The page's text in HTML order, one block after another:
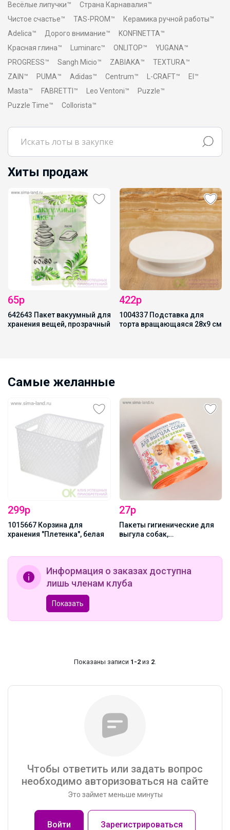
Весёлые липучки™
Страна Карнавалия™
Чистое счастье™
TAS-PROM™
Керамика ручной работы™
Adelica™
Дорого внимание™
KONFINETTA™
Красная глина™
Luminarc™ ONLITOP™
YUGANA™
PROGRESS™
Sangh Micio™ ZABIAKA™
TEXTURA™
ZAIN™
PUMA™ Adidas™ Centrum™ L-CRAFT™
El™
Masta™
FABRETTI™ Leo Ventoni™
Puzzle™
Puzzle Time™
Collorista™
Хиты продаж
65р
642643 Пакет вакуумный для
хранения вещей, прозрачный
422р
1004337 Подставка для
торта вращающаяся 28х9 см
Самые желанные
299р
1015667 Корзина для
хранения "Плетенка", белая
27р
Пакеты гигиенические для
выгула собак,
Информация о заказах доступна
лишь членам клуба
Показать
Показаны записи 1-2 из 2
Чтобы ответить или задать вопрос
необходимо авторизоваться на сайте
Это займет меньше минуты
Войти Зарегистрироваться